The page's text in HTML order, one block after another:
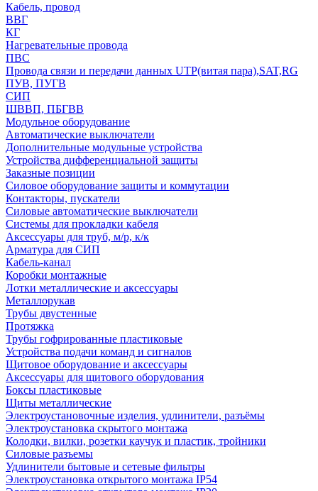
Кабель, провод
ВВГ
КГ
Нагревательные провода
ПВС
Провода связи и передачи данных UTP(витая пара),SAT,RG
ПУВ, ПУГВ
СИП
ШВВП, ПБГВВ
Модульное оборудование
Автоматические выключатели
Дополнительные модульные устройства
Устройства дифференциальной защиты
Заказные позиции
Силовое оборудование защиты и коммутации
Контакторы, пускатели
Силовые автоматические выключатели
Системы для прокладки кабеля
Аксессуары для труб, м/р, к/к
Арматура для СИП
Кабель-канал
Коробки монтажные
Лотки металлические и аксессуары
Металлорукав
Трубы двустенные
Протяжка
Трубы гофрированные пластиковые
Устройства подачи команд и сигналов
Щитовое оборудование и аксессуары
Аксессуары для щитового оборудования
Боксы пластиковые
Щиты металлические
Электроустановочные изделия, удлинители, разъёмы
Электроустановка скрытого монтажа
Колодки, вилки, розетки каучук и пластик, тройники
Силовые разъемы
Удлинители бытовые и сетевые фильтры
Электроустановка открытого монтажа IP54